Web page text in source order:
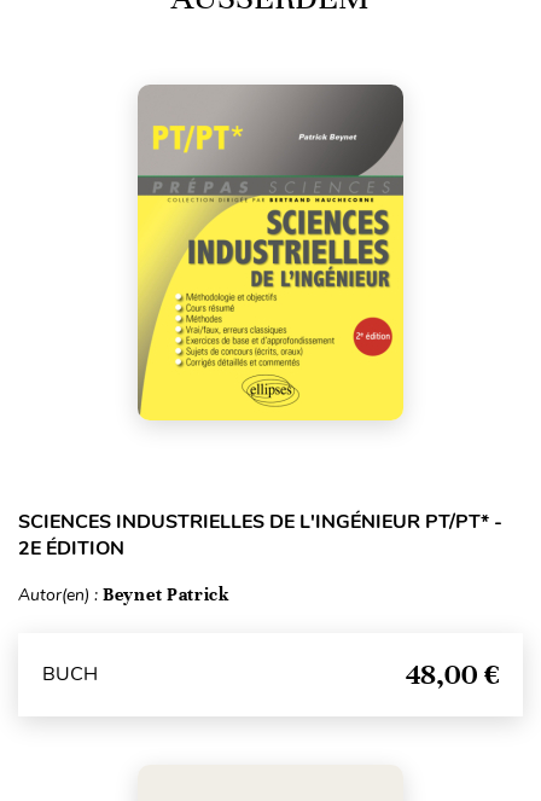
SCIENCES INDUSTRIELLES DE L'INGÉNIEUR PT/PT* -
2E ÉDITION
Autor(en) : Beynet Patrick
BUCH 48,00 €